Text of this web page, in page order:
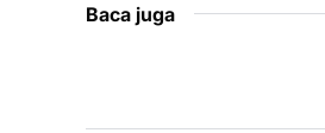
Baca juga